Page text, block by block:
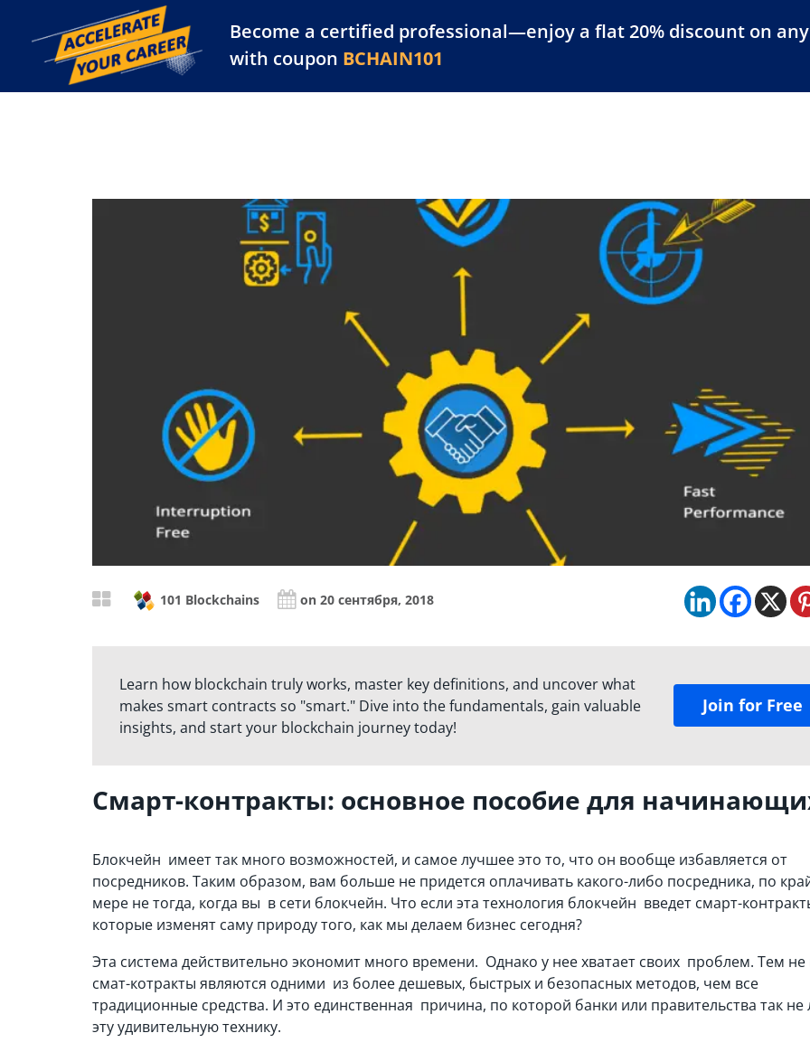
Become a certified professional—enjoy a flat 20% discount on
with coupon BCHAIN101
Training Library Platform Resources For Businesses
101 Blockchains on 20 сентября, 2018
Learn how blockchain truly works, master key definitions, and uncover what
makes smart contracts so "smart." Dive into the fundamentals, gain valuable
insights, and start your blockchain journey today!
Join for Free
Смарт-контракты: основное пособие для
Блокчейн имеет так много возможностей, и самое лучшее это то, что он вообще избавляется от
посредников. Таким образом, вам больше не придется оплачивать какого-либо посредника, по
мере не тогда, когда вы в сети блокчейн. Что если эта технология блокчейн введет смарт-
которые изменят саму природу того, как мы делаем бизнес сегодня?
Эта система действительно экономит много времени. Однако у нее хватает своих проблем. Тем не
смат-котракты являются одними из более дешевых, быстрых и безопасных методов, чем все
традиционные средства. И это единственная причина, по которой банки или правительства так не
эту удивительную технику.